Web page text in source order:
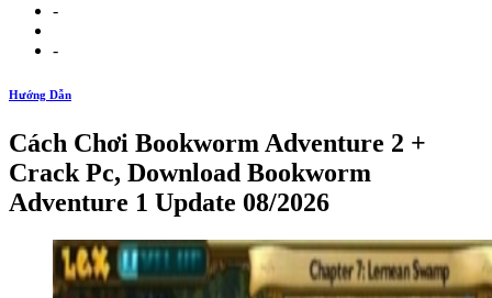
-
-
Hướng Dẫn
Cách Chơi Bookworm Adventure 2 +
Crack Pc, Download Bookworm
Adventure 1 Update 08/2026